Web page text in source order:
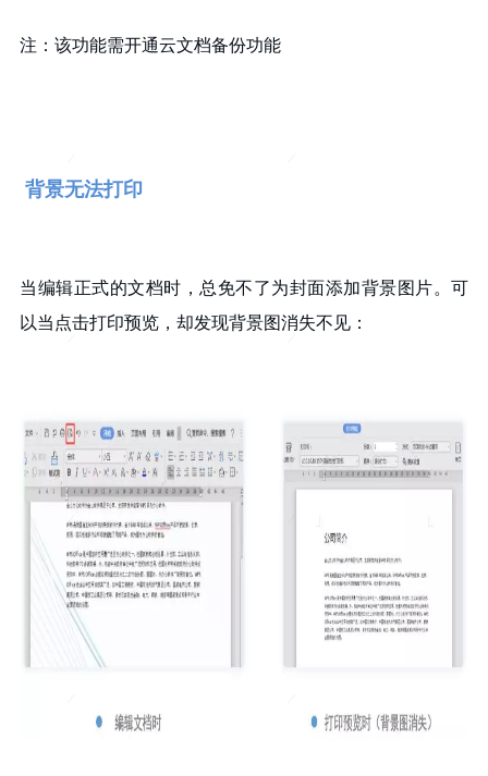
注：该功能需开通云文档备份功能
背景无法打印
当编辑正式的文档时，总免不了为封面添加背景图片。可
以当点击打印预览，却发现背景图消失不见：